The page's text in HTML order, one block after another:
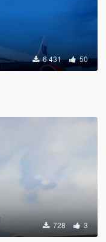
6 431 50
728 3